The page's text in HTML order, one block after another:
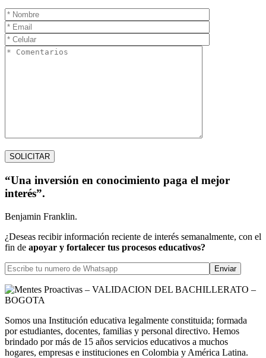
“Una inversión en conocimiento paga el mejor
interés”.
Benjamin Franklin.
¿Deseas recibir información reciente de interés semanalmente, con el
fin de apoyar y fortalecer tus procesos educativos?
Somos una Institución educativa legalmente constituida; formada
por estudiantes, docentes, familias y personal directivo. Hemos
brindado por más de 15 años servicios educativos a muchos
hogares, empresas e instituciones en Colombia y América Latina.